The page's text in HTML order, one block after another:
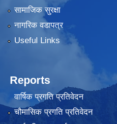
सामाजिक सुरक्षा
नागरिक वडापत्र
Useful Links
Reports
वार्षिक प्रगति प्रतिवेदन
चौमासिक प्रगति प्रतिवेदन